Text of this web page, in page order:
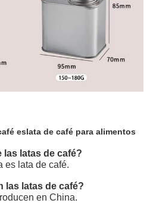
eslata de café para alimentos
las latas de café?
es lata de café.
las latas de café?
en China.